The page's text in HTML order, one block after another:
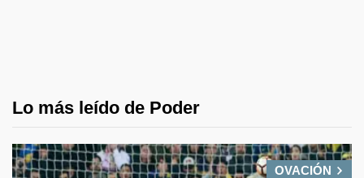
Lo más leído de Poder
OVACIÓN